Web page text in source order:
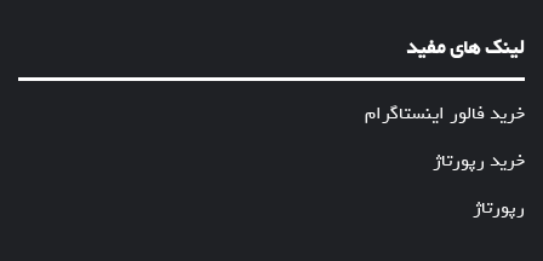
لینک های مفید
خرید فالور اینستاگرام
خرید رپورتاژ
رپورتاژ